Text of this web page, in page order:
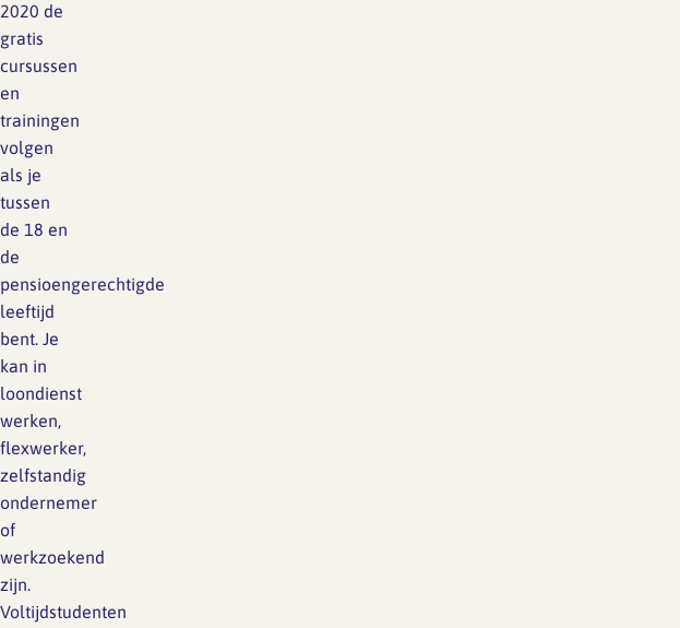
2020 de
gratis
cursussen
en
trainingen
volgen
als je
tussen
de 18 en
de
pensioengerechtigde
leeftijd
bent. Je
kan in
loondienst
werken,
flexwerker,
zelfstandig
ondernemer
of
werkzoekend
zijn.
Voltijdstudenten